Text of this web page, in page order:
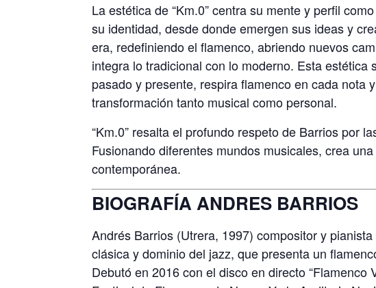
La estética de “Km.0” centra su mente y perfil
su identidad, desde donde emergen sus ideas y
era, redefiniendo el flamenco, abriendo nuevos
integra lo tradicional con lo moderno. Esta
pasado y presente, respira flamenco en cada nota
transformación tanto musical como personal.
“Km.0” resalta el profundo respeto de Barrios por
Fusionando diferentes mundos musicales, crea
contemporánea.
BIOGRAFÍA ANDRES BARRIOS
Andrés Barrios (Utrera, 1997) compositor y
clásica y dominio del jazz, que presenta un
Debutó en 2016 con el disco en directo “Flamenco